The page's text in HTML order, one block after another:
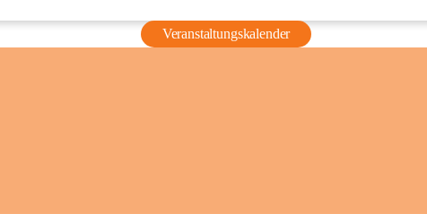
Veranstaltungskalender